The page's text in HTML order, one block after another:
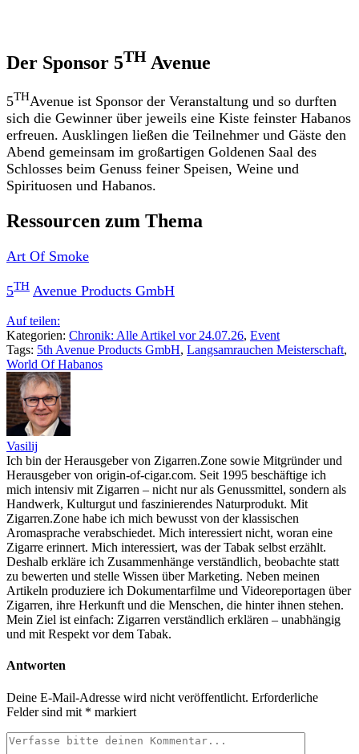
Der Sponsor 5TH Avenue
5THAvenue ist Sponsor der Veranstaltung und so durften
sich die Gewinner über jeweils eine Kiste feinster Habanos
erfreuen. Ausklingen ließen die Teilnehmer und Gäste den
Abend gemeinsam im großartigen Goldenen Saal des
Schlosses beim Genuss feiner Speisen, Weine und
Spirituosen und Habanos.
Ressourcen zum Thema
Art Of Smoke
5TH Avenue Products GmbH
Auf teilen:
Kategorien: Chronik: Alle Artikel vor 24.07.26, Event
Tags: 5th Avenue Products GmbH, Langsamrauchen Meisterschaft,
World Of Habanos
Vasilij
Ich bin der Herausgeber von Zigarren.Zone sowie Mitgründer und
Herausgeber von origin-of-cigar.com. Seit 1995 beschäftige ich
mich intensiv mit Zigarren – nicht nur als Genussmittel, sondern als
Handwerk, Kulturgut und faszinierendes Naturprodukt. Mit
Zigarren.Zone habe ich mich bewusst von der klassischen
Aromasprache verabschiedet. Mich interessiert nicht, woran eine
Zigarre erinnert. Mich interessiert, was der Tabak selbst erzählt.
Deshalb erkläre ich Zusammenhänge verständlich, beobachte statt
zu bewerten und stelle Wissen über Marketing. Neben meinen
Artikeln produziere ich Dokumentarfilme und Videoreportagen über
Zigarren, ihre Herkunft und die Menschen, die hinter ihnen stehen.
Mein Ziel ist einfach: Zigarren verständlich erklären – unabhängig
und mit Respekt vor dem Tabak.
Antworten
Deine E-Mail-Adresse wird nicht veröffentlicht. Erforderliche
Felder sind mit * markiert